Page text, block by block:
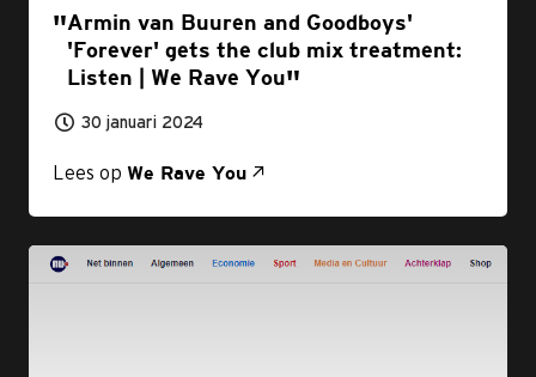
Armin van Buuren and Goodboys'
'Forever' gets the club mix treatment:
Listen | We Rave You
30 januari 2024
Lees op We Rave You